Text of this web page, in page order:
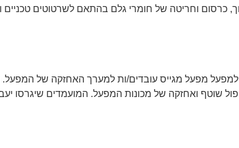
למפעל מפעל מגייס עובדים/ות למערך האחזקה של
שוטף ואחזקה של מכונות המפעל. המועמדים